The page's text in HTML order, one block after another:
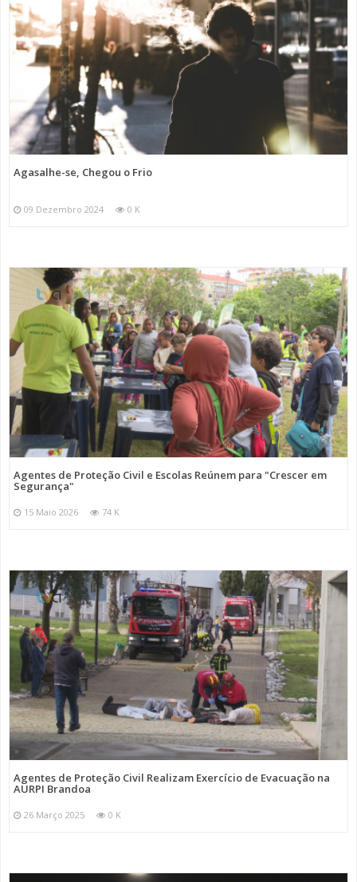
Agasalhe-se, Chegou o Frio
09 Dezembro 2024 0 K
Agentes de Proteção Civil e Escolas Reúnem para "Crescer em
Segurança"
15 Maio 2026 74 K
Agentes de Proteção Civil Realizam Exercício de Evacuação na
AURPI Brandoa
26 Março 2025 0 K